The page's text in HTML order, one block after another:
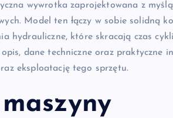
wywrotka zaprojektowana z
Model ten łączy w sobie solidną
hydrauliczne, które skracają czas
dane techniczne oraz praktyczne
eksploatację tego sprzętu.